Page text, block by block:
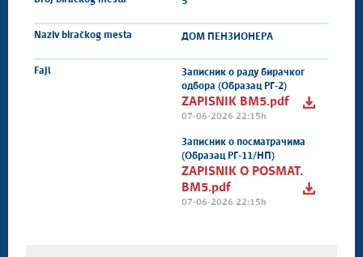
ДОМ ПЕНЗИОНЕРА
Записник о раду бирачког
одбора (Образац РГ-2)
ZAPISNIK BM5.pdf
07-06-2026 22:15h
Записник о посматрачима
(Образац РГ-11/НП)
ZAPISNIK O POSMAT.
BM5.pdf
07-06-2026 22:15h